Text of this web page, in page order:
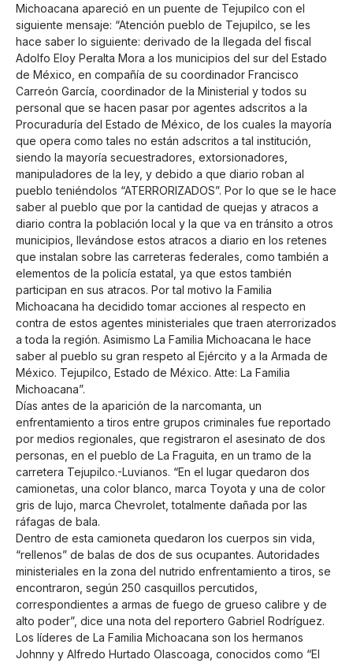
Michoacana apareció en un puente de Tejupilco con el
siguiente mensaje: “Atención pueblo de Tejupilco, se les
hace saber lo siguiente: derivado de la llegada del fiscal
Adolfo Eloy Peralta Mora a los municipios del sur del Estado
de México, en compañía de su coordinador Francisco
Carreón García, coordinador de la Ministerial y todos su
personal que se hacen pasar por agentes adscritos a la
Procuraduría del Estado de México, de los cuales la mayoría
que opera como tales no están adscritos a tal institución,
siendo la mayoría secuestradores, extorsionadores,
manipuladores de la ley, y debido a que diario roban al
pueblo teniéndolos “ATERRORIZADOS”. Por lo que se le hace
saber al pueblo que por la cantidad de quejas y atracos a
diario contra la población local y la que va en tránsito a otros
municipios, llevándose estos atracos a diario en los retenes
que instalan sobre las carreteras federales, como también a
elementos de la policía estatal, ya que estos también
participan en sus atracos. Por tal motivo la Familia
Michoacana ha decidido tomar acciones al respecto en
contra de estos agentes ministeriales que traen aterrorizados
a toda la región. Asimismo La Familia Michoacana le hace
saber al pueblo su gran respeto al Ejército y a la Armada de
México. Tejupilco, Estado de México. Atte: La Familia
Michoacana”.
Días antes de la aparición de la narcomanta, un
enfrentamiento a tiros entre grupos criminales fue reportado
por medios regionales, que registraron el asesinato de dos
personas, en el pueblo de La Fraguita, en un tramo de la
carretera Tejupilco.-Luvianos. “En el lugar quedaron dos
camionetas, una color blanco, marca Toyota y una de color
gris de lujo, marca Chevrolet, totalmente dañada por las
ráfagas de bala.
Dentro de esta camioneta quedaron los cuerpos sin vida,
“rellenos” de balas de dos de sus ocupantes. Autoridades
ministeriales en la zona del nutrido enfrentamiento a tiros, se
encontraron, según 250 casquillos percutidos,
correspondientes a armas de fuego de grueso calibre y de
alto poder”, dice una nota del reportero Gabriel Rodríguez.
Los líderes de La Familia Michoacana son los hermanos
Johnny y Alfredo Hurtado Olascoaga, conocidos como “El